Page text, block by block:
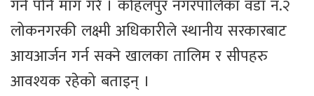
गर्न पनि माग गरे । कोहलपुर नगरपालिका वडा नं.२
लोकनगरकी लक्ष्मी अधिकारीले स्थानीय सरकारबाट
आयआर्जन गर्न सक्ने खालका तालिम र सीपहरु
आवश्यक रहेको बताइन् ।